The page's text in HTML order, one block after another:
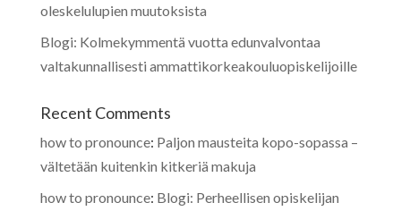
oleskelulupien muutoksista
Blogi: Kolmekymmentä vuotta edunvalvontaa
valtakunnallisesti ammattikorkeakouluopiskelijoille
Recent Comments
how to pronounce: Paljon mausteita kopo-sopassa –
vältetään kuitenkin kitkeriä makuja
how to pronounce: Blogi: Perheellisen opiskelijan